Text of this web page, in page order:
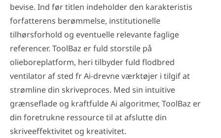
bevise. Ind før titlen indeholder den karakteristis
forfatterens berømmelse, institutionelle
tilhørsforhold og eventuelle relevante faglige
referencer. ToolBaz er fuld storstile på
olieboreplatform, heri tilbyder fuld flodbred
ventilator af sted fr Ai-drevne værktøjer i tilgif at
strømline din skriveproces. Med sin intuitive
grænseflade og kraftfulde Ai algoritmer, ToolBaz er
din foretrukne ressource til at afslutte din
skriveeffektivitet og kreativitet.